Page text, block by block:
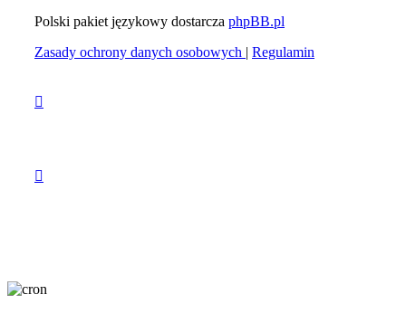
Polski pakiet językowy dostarcza phpBB.pl
Zasady ochrony danych osobowych | Regulamin